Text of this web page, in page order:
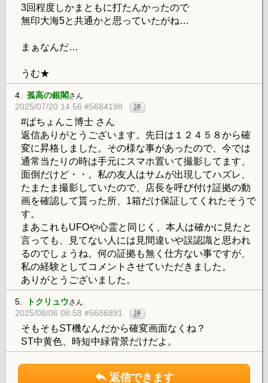
3回程度しかまともに打たんかったので
無印大海5と共通かと思っていたがね…
まぁなんだ…
うむ★
4. 孤高の銀閣さん
2025/07/20 14:56 #5684198 評
#ぱちょんこ博士 さん
返信ありがとうございます。先日は１２４５８から確
変に昇格しました。その様な事があったので、今では
通常当たりの時は手元にスマホ置いて撮影してます、
面倒だけど・・。私の友人はサムが出現してハズレ、
たまたま撮影していたので、店長を呼び付け証拠の動
画を確認して貰った所、1箱だけ保証してくれたそうで
す。
まあこれもUFOや心霊と同じく、本人は確かに見たと
言っても、見てない人には見間違いや誤認識と思われ
るのでしょうね。何の証拠も無く仕方ない事ですが、
私の経験としてコメントさせていただきました。
ありがとうございました。
5. トクリュウさん
2025/08/06 08:58 #5686891 評
そもそもST機なんだから確変画面なくね？
ST中黄色、時短中緑背景だけだよ。
返信できます